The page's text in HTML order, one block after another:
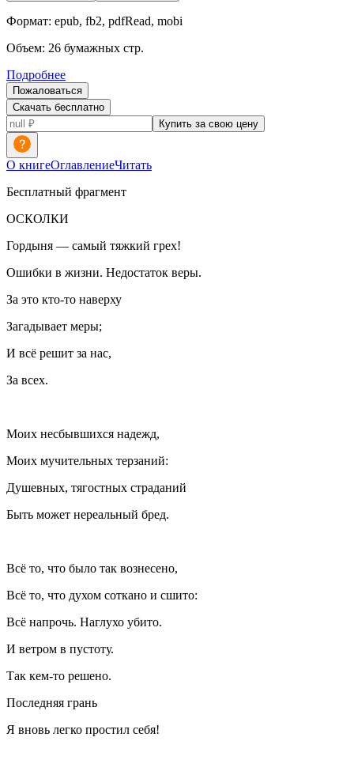
Формат: epub, fb2, pdfRead, mobi
Объем: 26 бумажных стр.
Подробнее
Пожаловаться
Скачать бесплатно
Купить за свою цену
О книгеОглавлениеЧитать
Бесплатный фрагмент
ОСКОЛКИ
Гордыня — самый тяжкий грех!
Ошибки в жизни. Недостаток веры.
За это кто-то наверху
Загадывает меры;
И всё решит за нас,
За всех.
Моих несбывшихся надежд,
Моих мучительных терзаний:
Душевных, тягостных страданий
Быть может нереальный бред.
Всё то, что было так вознесено,
Всё то, что духом соткано и сшито:
Всё напрочь. Наглухо убито.
И ветром в пустоту.
Так кем-то решено.
Последняя грань
Я вновь легко простил себя!